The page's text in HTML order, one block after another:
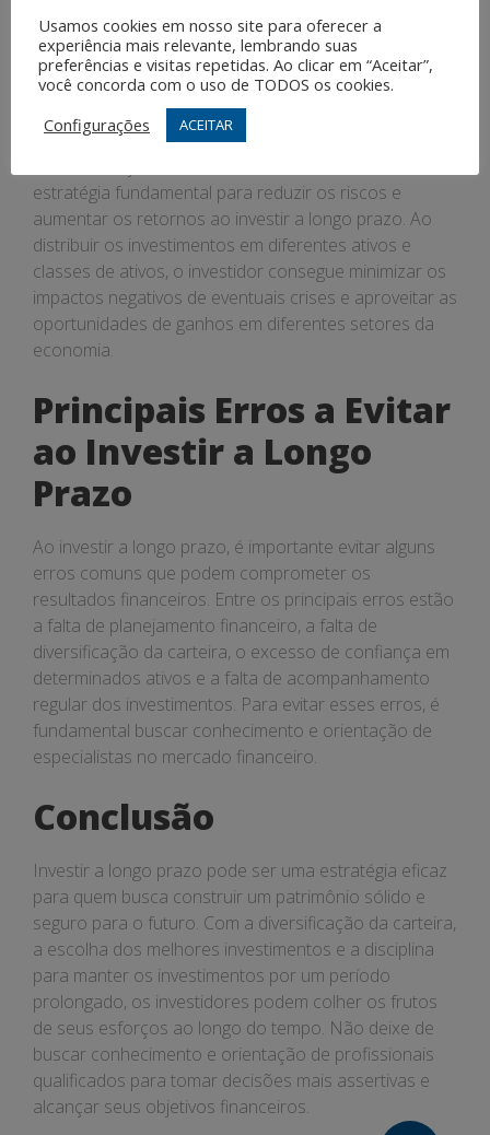
Diversificação na
Carteira de
Investimentos
estratégia fundamental para reduzir os riscos e
aumentar os retornos ao investir a longo prazo. Ao
distribuir os investimentos em diferentes ativos e
classes de ativos, o investidor consegue minimizar os
impactos negativos de eventuais crises e aproveitar as
oportunidades de ganhos em diferentes setores da
economia.
Principais Erros a Evitar
ao Investir a Longo
Prazo
Ao investir a longo prazo, é importante evitar alguns
erros comuns que podem comprometer os
resultados financeiros. Entre os principais erros estão
a falta de planejamento financeiro, a falta de
diversificação da carteira, o excesso de confiança em
determinados ativos e a falta de acompanhamento
regular dos investimentos. Para evitar esses erros, é
fundamental buscar conhecimento e orientação de
especialistas no mercado financeiro.
Conclusão
Investir a longo prazo pode ser uma estratégia eficaz
para quem busca construir um patrimônio sólido e
seguro para o futuro. Com a diversificação da carteira,
a escolha dos melhores investimentos e a disciplina
para manter os investimentos por um período
prolongado, os investidores podem colher os frutos
de seus esforços ao longo do tempo. Não deixe de
buscar conhecimento e orientação de profissionais
qualificados para tomar decisões mais assertivas e
alcançar seus objetivos financeiros.
Usamos cookies em nosso site para oferecer a
experiência mais relevante, lembrando suas
preferências e visitas repetidas. Ao clicar em “Aceitar”,
você concorda com o uso de TODOS os cookies.
Configurações
ACEITAR